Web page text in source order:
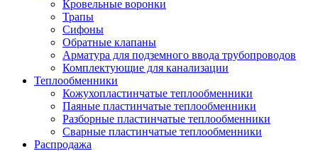
Кровельные воронки
Трапы
Сифоны
Обратные клапаны
Арматура для подземного ввода трубопроводов
Комплектующие для канализации
Теплообменники
Кожухопластинчатые теплообменники
Паяные пластинчатые теплообменники
Разборные пластинчатые теплообменники
Сварные пластинчатые теплообменники
Распродажа